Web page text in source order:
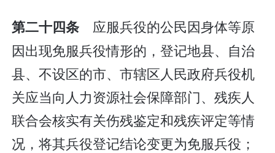
第二十四条 应服兵役的公民因身体等原
因出现免服兵役情形的，登记地县、自治
县、不设区的市、市辖区人民政府兵役机
关应当向人力资源社会保障部门、残疾人
联合会核实有关伤残鉴定和残疾评定等情
况，将其兵役登记结论变更为免服兵役；